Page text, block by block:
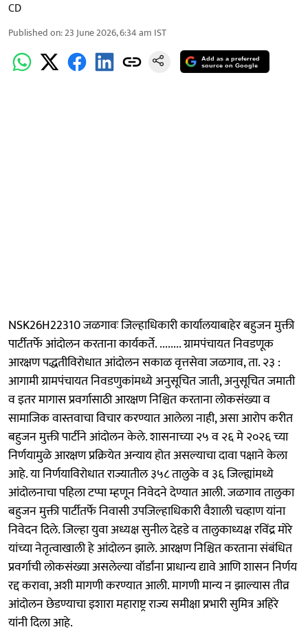
CD
Published on:23 June 2026, 6:34 am IST
Add as a preferred
source on Google
NSK26H22310 जळगावः जिल्हाधिकारी कार्यालयाबाहेर बहुजन मुक्ती
पार्टीतर्फे आंदोलन करताना कार्यकर्ते. ........ ग्रामपंचायत निवडणूक
आरक्षण पद्धतीविरोधात आंदोलन सकाळ वृत्तसेवा जळगाव, ता. २३ :
आगामी ग्रामपंचायत निवडणुकांमध्ये अनुसूचित जाती, अनुसूचित जमाती
व इतर मागास प्रवर्गासाठी आरक्षण निश्चित करताना लोकसंख्या व
सामाजिक वास्तवाचा विचार करण्यात आलेला नाही, असा आरोप करीत
बहुजन मुक्ती पार्टीने आंदोलन केले. शासनाच्या २५ व २६ मे २०२६ च्या
निर्णयामुळे आरक्षण प्रक्रियेत अन्याय होत असल्याचा दावा पक्षाने केला
आहे. या निर्णयाविरोधात राज्यातील ३५८ तालुके व ३६ जिल्ह्यांमध्ये
आंदोलनाचा पहिला टप्पा म्हणून निवेदने देण्यात आली. जळगाव तालुका
बहुजन मुक्ती पार्टीतर्फे निवासी उपजिल्हाधिकारी वैशाली चव्हाण यांना
निवेदन दिले. जिल्हा युवा अध्यक्ष सुनील देहडे व तालुकाध्यक्ष रविंद्र मोरे
यांच्या नेतृत्वाखाली हे आंदोलन झाले. आरक्षण निश्चित करताना संबंधित
प्रवर्गाची लोकसंख्या असलेल्या वॉर्डांना प्राधान्य द्यावे आणि शासन निर्णय
रद्द करावा, अशी मागणी करण्यात आली. मागणी मान्य न झाल्यास तीव्र
आंदोलन छेडण्याचा इशारा महाराष्ट्र राज्य समीक्षा प्रभारी सुमित्र अहिरे
यांनी दिला आहे.